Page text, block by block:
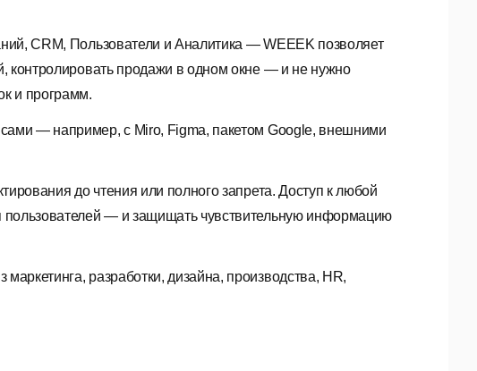
CRM, Пользователи и Аналитика — WEEEK позволяет
контролировать продажи в одном окне — и не нужно
и программ.
— например, с Miro, Figma, пакетом Google, внешними
до чтения или полного запрета. Доступ к любой
пользователей — и защищать чувствительную информацию
разработки, дизайна, производства, HR,